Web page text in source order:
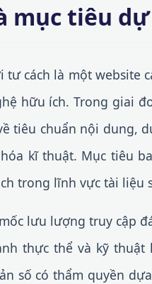
mục tiêu
cách là một website
hữu ích. Trong giai
tiêu chuẩn nội dung,
kĩ thuật. Mục tiêu
trong lĩnh vực tài liệu
lưu lượng truy cập
thực thể và kỹ thuật
số có thẩm quyền